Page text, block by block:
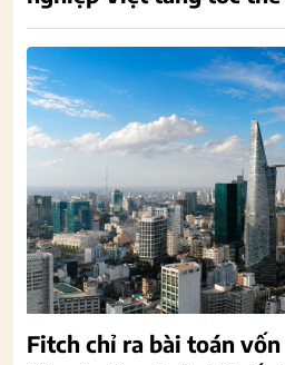
Fitch chỉ ra bài toán